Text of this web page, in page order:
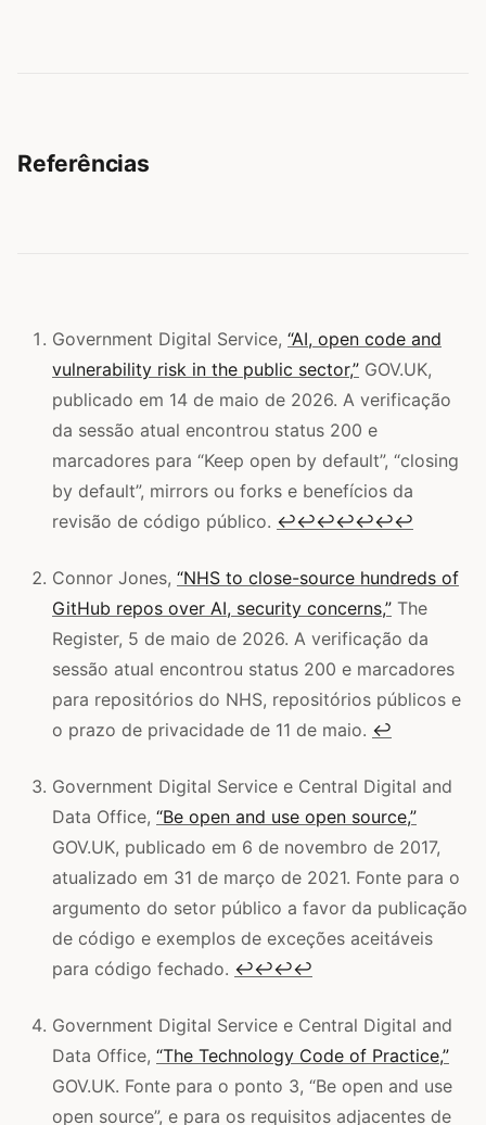
Referências
Government Digital Service, “AI, open code and
vulnerability risk in the public sector,” GOV.UK,
publicado em 14 de maio de 2026. A verificação
da sessão atual encontrou status 200 e
marcadores para “Keep open by default”, “closing
by default”, mirrors ou forks e benefícios da
revisão de código público. ↩↩↩↩↩↩↩
Connor Jones, “NHS to close-source hundreds of
GitHub repos over AI, security concerns,” The
Register, 5 de maio de 2026. A verificação da
sessão atual encontrou status 200 e marcadores
para repositórios do NHS, repositórios públicos e
o prazo de privacidade de 11 de maio. ↩
Government Digital Service e Central Digital and
Data Office, “Be open and use open source,”
GOV.UK, publicado em 6 de novembro de 2017,
atualizado em 31 de março de 2021. Fonte para o
argumento do setor público a favor da publicação
de código e exemplos de exceções aceitáveis
para código fechado. ↩↩↩↩
Government Digital Service e Central Digital and
Data Office, “The Technology Code of Practice,”
GOV.UK. Fonte para o ponto 3, “Be open and use
open source”, e para os requisitos adjacentes de